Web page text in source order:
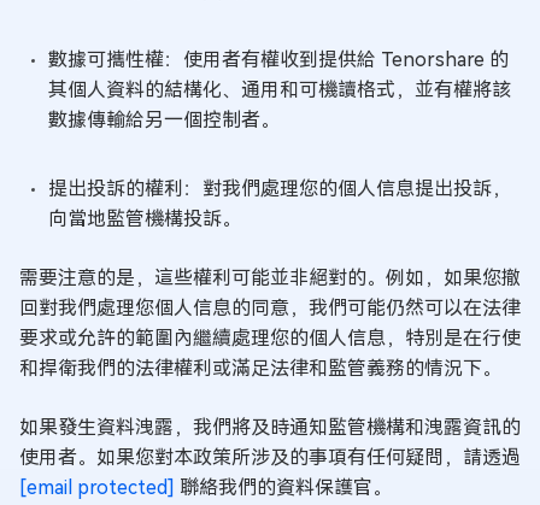
數據可攜性權：使用者有權收到提供給 Tenorshare 的
其個人資料的結構化、通用和可機讀格式，並有權將該
數據傳輸給另一個控制者。
提出投訴的權利：對我們處理您的個人信息提出投訴，
向當地監管機構投訴。
需要注意的是，這些權利可能並非絕對的。例如，如果您撤
回對我們處理您個人信息的同意，我們可能仍然可以在法律
要求或允許的範圍內繼續處理您的個人信息，特別是在行使
和捍衛我們的法律權利或滿足法律和監管義務的情況下。
如果發生資料洩露，我們將及時通知監管機構和洩露資訊的
使用者。如果您對本政策所涉及的事項有任何疑問，請透過
[email protected] 聯絡我們的資料保護官。